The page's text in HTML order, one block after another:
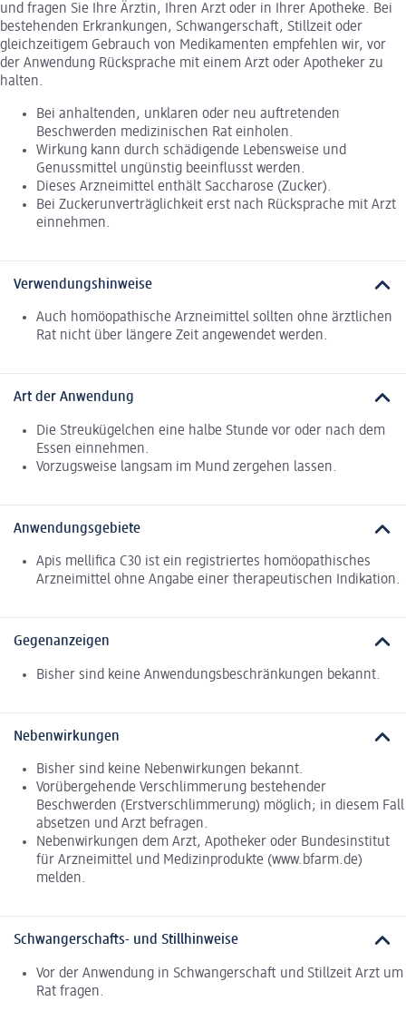
und fragen Sie Ihre Ärztin, Ihren Arzt oder in Ihrer Apotheke. Bei
bestehenden Erkrankungen, Schwangerschaft, Stillzeit oder
gleichzeitigem Gebrauch von Medikamenten empfehlen wir, vor
der Anwendung Rücksprache mit einem Arzt oder Apotheker zu
halten.
Bei anhaltenden, unklaren oder neu auftretenden
Beschwerden medizinischen Rat einholen.
Wirkung kann durch schädigende Lebensweise und
Genussmittel ungünstig beeinflusst werden.
Dieses Arzneimittel enthält Saccharose (Zucker).
Bei Zuckerunverträglichkeit erst nach Rücksprache mit Arzt
einnehmen.
Verwendungshinweise
Auch homöopathische Arzneimittel sollten ohne ärztlichen
Rat nicht über längere Zeit angewendet werden.
Art der Anwendung
Die Streukügelchen eine halbe Stunde vor oder nach dem
Essen einnehmen.
Vorzugsweise langsam im Mund zergehen lassen.
Anwendungsgebiete
Apis mellifica C30 ist ein registriertes homöopathisches
Arzneimittel ohne Angabe einer therapeutischen Indikation.
Gegenanzeigen
Bisher sind keine Anwendungsbeschränkungen bekannt.
Nebenwirkungen
Bisher sind keine Nebenwirkungen bekannt.
Vorübergehende Verschlimmerung bestehender
Beschwerden (Erstverschlimmerung) möglich; in diesem Fall
absetzen und Arzt befragen.
Nebenwirkungen dem Arzt, Apotheker oder Bundesinstitut
für Arzneimittel und Medizinprodukte (www.bfarm.de)
melden.
Schwangerschafts- und Stillhinweise
Vor der Anwendung in Schwangerschaft und Stillzeit Arzt um
Rat fragen.